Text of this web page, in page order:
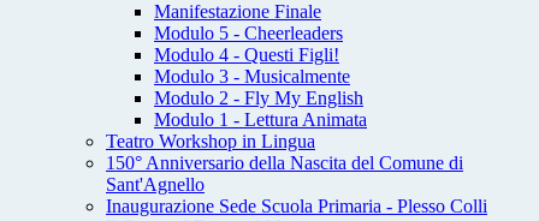
Manifestazione Finale
Modulo 5 - Cheerleaders
Modulo 4 - Questi Figli!
Modulo 3 - Musicalmente
Modulo 2 - Fly My English
Modulo 1 - Lettura Animata
Teatro Workshop in Lingua
150° Anniversario della Nascita del Comune di
Sant'Agnello
Inaugurazione Sede Scuola Primaria - Plesso Colli